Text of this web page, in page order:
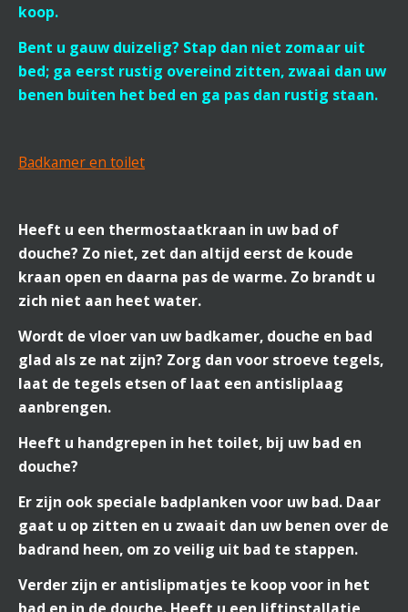
koop.
Bent u gauw duizelig? Stap dan niet zomaar uit
bed; ga eerst rustig overeind zitten, zwaai dan uw
benen buiten het bed en ga pas dan rustig staan.
Badkamer en toilet
Heeft u een thermostaatkraan in uw bad of
douche? Zo niet, zet dan altijd eerst de koude
kraan open en daarna pas de warme. Zo brandt u
zich niet aan heet water.
Wordt de vloer van uw badkamer, douche en bad
glad als ze nat zijn? Zorg dan voor stroeve tegels,
laat de tegels etsen of laat een antisliplaag
aanbrengen.
Heeft u handgrepen in het toilet, bij uw bad en
douche?
Er zijn ook speciale badplanken voor uw bad. Daar
gaat u op zitten en u zwaait dan uw benen over de
badrand heen, om zo veilig uit bad te stappen.
Verder zijn er antislipmatjes te koop voor in het